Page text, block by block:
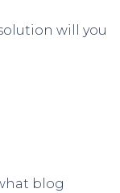
will you
blog